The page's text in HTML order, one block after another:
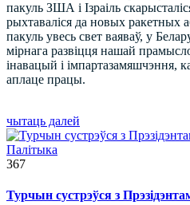
пакуль ЗША і Ізраіль
рыхтаваліся да новых ракетных
пакуль увесь свет ваяваў, у
мірнага развіцця нашай
інавацый і імпартазамяшчэння,
аплаце працы.
чытаць далей
Палітыка
367
Турчын сустрэўся з